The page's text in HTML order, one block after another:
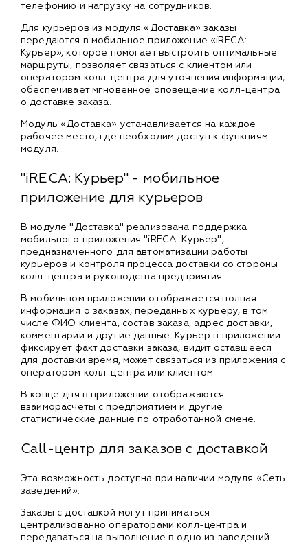
телефонию и нагрузку на сотрудников.
Для курьеров из модуля «Доставка» заказы
передаются в мобильное приложение «iRECA:
Курьер», которое помогает выстроить оптимальные
маршруты, позволяет связаться с клиентом или
оператором колл-центра для уточнения информации,
обеспечивает мгновенное оповещение колл-центра
о доставке заказа.
Модуль «Доставка» устанавливается на каждое
рабочее место, где необходим доступ к функциям
модуля.
"iRECA: Курьер" - мобильное
приложение для курьеров
В модуле "Доставка" реализована поддержка
мобильного приложения "iRECA: Курьер",
предназначенного для автоматизации работы
курьеров и контроля процесса доставки со стороны
колл-центра и руководства предприятия.
В мобильном приложении отображается полная
информация о заказах, переданных курьеру, в том
числе ФИО клиента, состав заказа, адрес доставки,
комментарии и другие данные. Курьер в приложении
фиксирует факт доставки заказа, видит оставшееся
для доставки время, может связаться из приложения с
оператором колл-центра или клиентом.
В конце дня в приложении отображаются
взаиморасчеты с предприятием и другие
статистические данные по отработанной смене.
Call-центр для заказов с доставкой
Эта возможность доступна при наличии модуля «Сеть
заведений».
Заказы с доставкой могут приниматься
централизованно операторами колл-центра и
передаваться на выполнение в одно из заведений